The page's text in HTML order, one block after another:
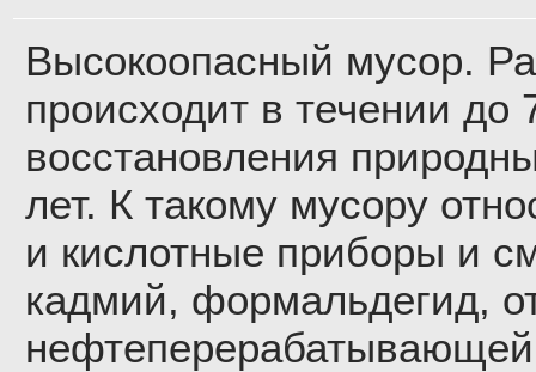
Высокоопасный мусор.
происходит в течении до
восстановления
лет. К такому мусору
и кислотные приборы и
кадмий, формальдегид,